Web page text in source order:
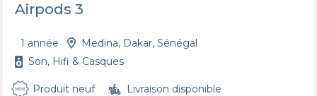
Airpods 3
1 année
Medina, Dakar, Sénégal
Son, Hifi & Casques
Produit neuf Livraison disponible